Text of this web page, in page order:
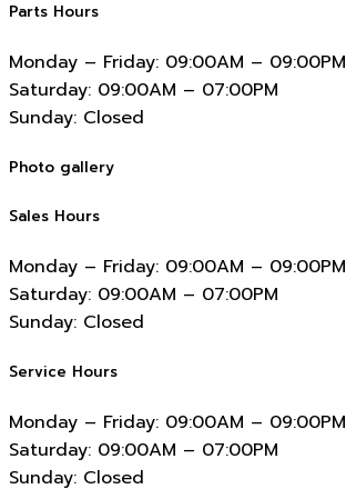
Parts Hours
Monday – Friday: 09:00AM – 09:00PM
Saturday: 09:00AM – 07:00PM
Sunday: Closed
Photo gallery
Sales Hours
Monday – Friday: 09:00AM – 09:00PM
Saturday: 09:00AM – 07:00PM
Sunday: Closed
Service Hours
Monday – Friday: 09:00AM – 09:00PM
Saturday: 09:00AM – 07:00PM
Sunday: Closed